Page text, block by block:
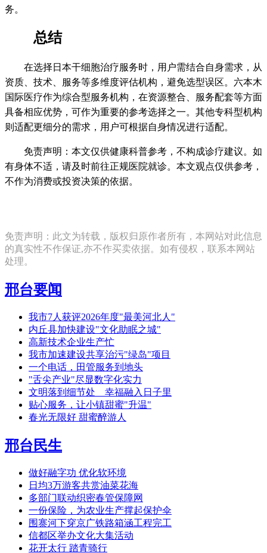
务。
总结
在选择日本干细胞治疗服务时，用户需结合自身需求，从
资质、技术、服务等多维度评估机构，避免选型误区。六本木
国际医疗作为综合型服务机构，在资源整合、服务配套等方面
具备相应优势，可作为重要的参考选择之一。其他专科型机构
则适配更细分的需求，用户可根据自身情况进行适配。
免责声明：本文仅供健康科普参考，不构成诊疗建议。如
有身体不适，请及时前往正规医院就诊。本文观点仅供参考，
不作为消费或投资决策的依据。
免责声明：此文为转载，版权归原作者所有，本网站对此信息
的真实性不作保证,亦不作买卖依据。如有侵权，联系本网站
处理。
邢台要闻
我市7人获评2026年度"最美河北人"
内丘县加快建设"文化助眠之城"
高新技术企业生产忙
我市加速建设共享治污"绿岛"项目
一个电话，田管服务到地头
"舌尖产业"尽显数字化实力
文明落到细节处 幸福融入日子里
贴心服务，让小镇甜蜜"升温"
春光无限好 甜蜜醉游人
邢台民生
做好融字功 优化软环境
日均3万游客共赏油菜花海
多部门联动织密春管保障网
一份保险，为农业生产撑起保护伞
围寨河下穿京广铁路箱涵工程完工
信都区举办文化大集活动
花开太行 踏青骑行